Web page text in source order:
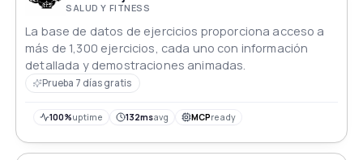
SALUD Y FITNESS
La base de datos de ejercicios proporciona acceso a
más de 1,300 ejercicios, cada uno con información
detallada y demostraciones animadas.
Prueba 7 días gratis
100%uptime 132msavg MCPready